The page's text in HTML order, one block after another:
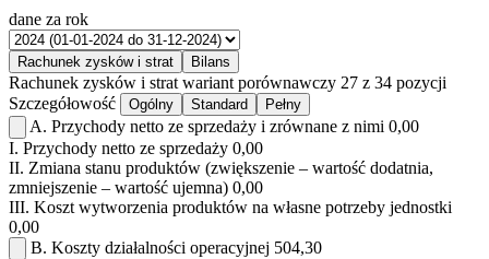
dane za rok
Rachunek zysków i strat Bilans
Rachunek zysków i strat wariant porównawczy 27 z 34 pozycji
Szczegółowość
Ogólny Standard Pełny
A. Przychody netto ze sprzedaży i zrównane z nimi 0,00
I. Przychody netto ze sprzedaży 0,00
II. Zmiana stanu produktów (zwiększenie – wartość dodatnia,
zmniejszenie – wartość ujemna) 0,00
III. Koszt wytworzenia produktów na własne potrzeby jednostki
0,00
B. Koszty działalności operacyjnej 504,30